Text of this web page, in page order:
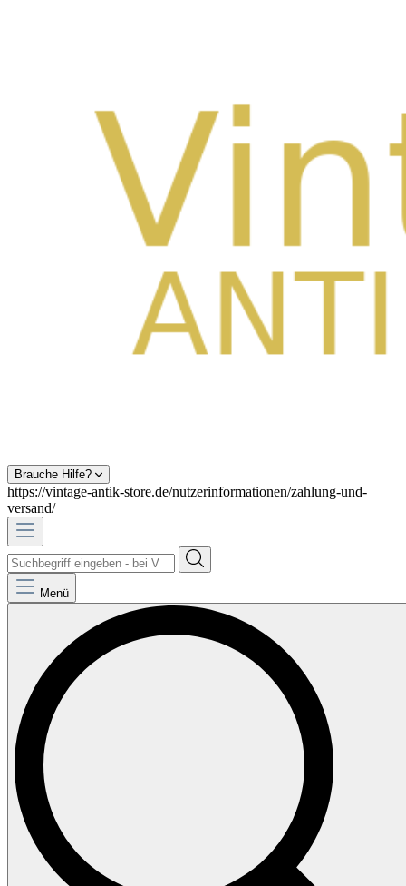
Brauche Hilfe?
https://vintage-antik-store.de/nutzerinformationen/zahlung-und-
versand/
Menü